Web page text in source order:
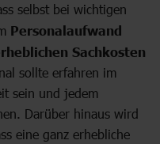
selbst bei wichtigen
Personalaufwand
Sachkosten
sollte erfahren im
sein und jedem
Darüber hinaus wird
eine ganz erhebliche